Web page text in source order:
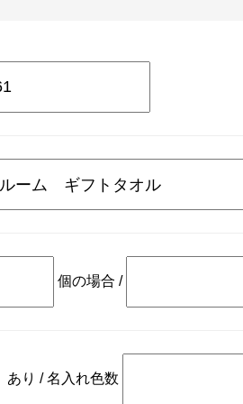
個の場合 /
あり /名入れ色数